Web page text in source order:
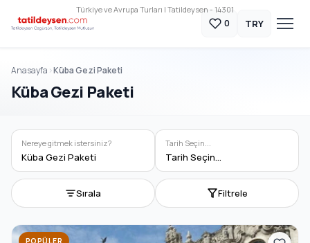
Türkiye ve Avrupa Turları | Tatildeysen - 14301
0 TRY
Anasayfa Küba Gezi Paketi
Küba Gezi Paketi
Nereye gitmek istersiniz?
Küba Gezi Paketi
Tarih Seçin...
Tarih Seçin...
Sırala Filtrele
POPÜLER